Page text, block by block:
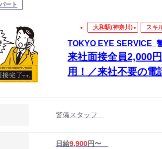
ート
大和駅(神奈川) スキ
TOKYO EYE SERVICE_
来社面接全員2,000
用！／来社不要の
警備スタッフ
日給9,900円〜